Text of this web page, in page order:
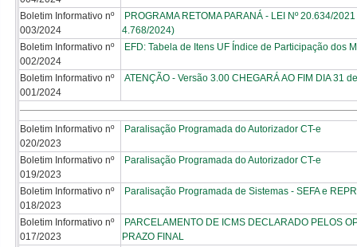
Boletim Informativo nº
003/2024
PROGRAMA RETOMA PARANÁ - LEI Nº 20.634/
4.768/2024)
Boletim Informativo nº
002/2024
EFD: Tabela de Itens UF Índice de Participação dos
Boletim Informativo nº
001/2024
ATENÇÃO - Versão 3.00 CHEGARÁ AO FIM DIA 31
Boletim Informativo nº
020/2023
Paralisação Programada do Autorizador CT-e
Boletim Informativo nº
019/2023
Paralisação Programada do Autorizador CT-e
Boletim Informativo nº
018/2023
Paralisação Programada de Sistemas - SEFA e REPR
Boletim Informativo nº
017/2023
PARCELAMENTO DE ICMS DECLARADO PELOS
PRAZO FINAL